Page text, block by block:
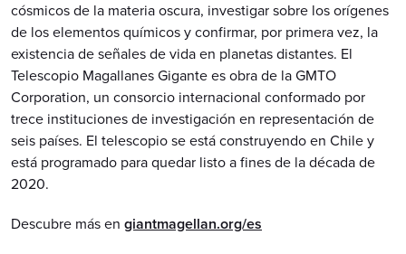
cósmicos de la materia oscura, investigar sobre los orígenes
de los elementos químicos y confirmar, por primera vez, la
existencia de señales de vida en planetas distantes. El
Telescopio Magallanes Gigante es obra de la GMTO
Corporation, un consorcio internacional conformado por
trece instituciones de investigación en representación de
seis países. El telescopio se está construyendo en Chile y
está programado para quedar listo a fines de la década de
2020.
Descubre más en giantmagellan.org/es